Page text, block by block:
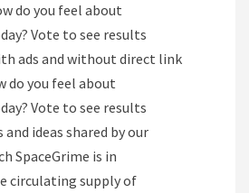
do you feel about
Vote to see results
ads and without direct link
do you feel about
Vote to see results
ideas shared by our
SpaceGrime is in
circulating supply of